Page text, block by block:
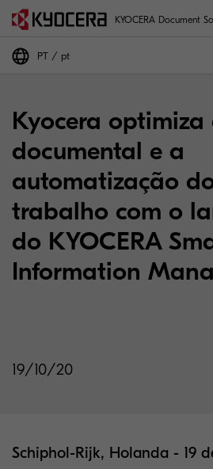
KYOCERA Document
PT pt
Kyocera optimiza
documental e a
automatização
trabalho com o
do KYOCERA
Information
19/10/20
Schiphol-Rijk, Holanda - 19